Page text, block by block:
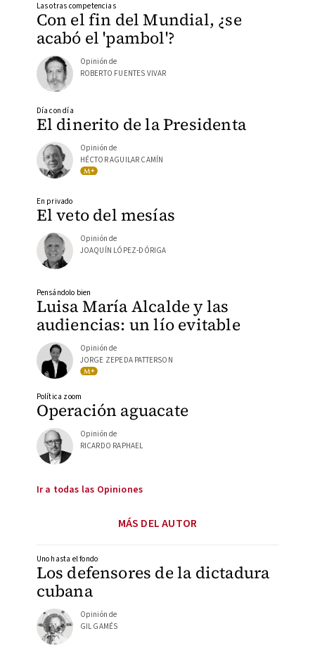
Con el fin del Mundial, ¿se
acabó el 'pambol'?
Las otras competencias
Opinión de
ROBERTO FUENTES VIVAR
El dinerito de la Presidenta
Día con día
Opinión de
HÉCTOR AGUILAR CAMÍN
El veto del mesías
En privado
Opinión de
JOAQUÍN LÓPEZ-DÓRIGA
Luisa María Alcalde y las
audiencias: un lío evitable
Pensándolo bien
Opinión de
JORGE ZEPEDA PATTERSON
Operación aguacate
Política zoom
Opinión de
RICARDO RAPHAEL
Ir a todas las Opiniones
MÁS DEL AUTOR
Los defensores de la dictadura
cubana
Uno hasta el fondo
Opinión de
GIL GAMÉS